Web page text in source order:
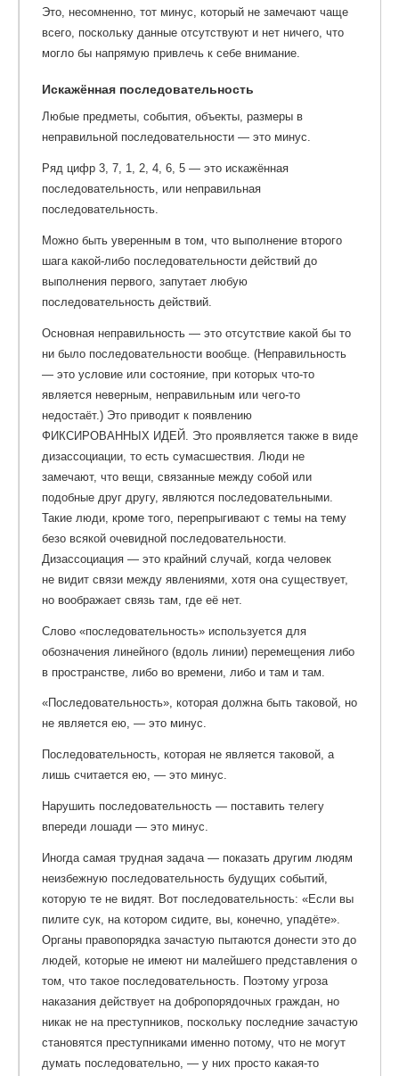
Это, несомненно, тот минус, который не замечают чаще
всего, поскольку данные отсутствуют и нет ничего, что
могло бы напрямую привлечь к себе внимание.
Искажённая последовательность
Любые предметы, события, объекты, размеры в
неправильной последовательности — это минус.
Ряд цифр 3, 7, 1, 2, 4, 6, 5 — это искажённая
последовательность, или неправильная
последовательность.
Можно быть уверенным в том, что выполнение второго
шага какой-либо последовательности действий до
выполнения первого, запутает любую
последовательность действий.
Основная неправильность — это отсутствие какой бы то
ни было последовательности вообще. (Неправильность
— это условие или состояние, при которых что-то
является неверным, неправильным или чего-то
недостаёт.) Это приводит к появлению
ФИКСИРОВАННЫХ ИДЕЙ. Это проявляется также в виде
дизассоциации, то есть сумасшествия. Люди не
замечают, что вещи, связанные между собой или
подобные друг другу, являются последовательными.
Такие люди, кроме того, перепрыгивают с темы на тему
безо всякой очевидной последовательности.
Дизассоциация — это крайний случай, когда человек
не видит связи между явлениями, хотя она существует,
но воображает связь там, где её нет.
Слово «последовательность» используется для
обозначения линейного (вдоль линии) перемещения либо
в пространстве, либо во времени, либо и там и там.
«Последовательность», которая должна быть таковой, но
не является ею, — это минус.
Последовательность, которая не является таковой, а
лишь считается ею, — это минус.
Нарушить последовательность — поставить телегу
впереди лошади — это минус.
Иногда самая трудная задача — показать другим людям
неизбежную последовательность будущих событий,
которую те не видят. Вот последовательность: «Если вы
пилите сук, на котором сидите, вы, конечно, упадёте».
Органы правопорядка зачастую пытаются донести это до
людей, которые не имеют ни малейшего представления о
том, что такое последовательность. Поэтому угроза
наказания действует на добропорядочных граждан, но
никак не на преступников, поскольку последние зачастую
становятся преступниками именно потому, что не могут
думать последовательно, — у них просто какая-то